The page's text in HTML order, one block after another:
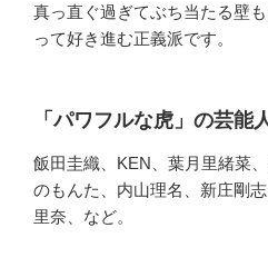
真っ直ぐ過ぎてぶち当たる壁
って好き進む正義派です。
「パワフルな虎」の芸能
飯田圭織、KEN、葉月里緒菜
のもんた、内山理名、新庄剛
里奈、など。